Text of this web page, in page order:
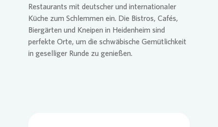
Restaurants mit deutscher und internationaler
Küche zum Schlemmen ein. Die Bistros, Cafés,
Biergärten und Kneipen in Heidenheim sind
perfekte Orte, um die schwäbische Gemütlichkeit
in geselliger Runde zu genießen.